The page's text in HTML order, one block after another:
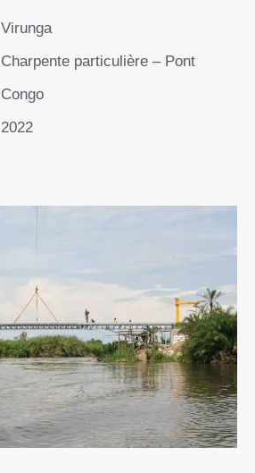
Virunga
Charpente particulière – Pont
Congo
2022